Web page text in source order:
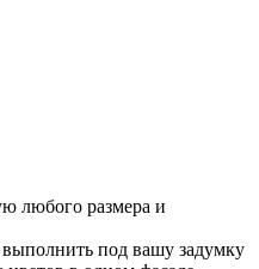
любого размера и
под вашу задумку